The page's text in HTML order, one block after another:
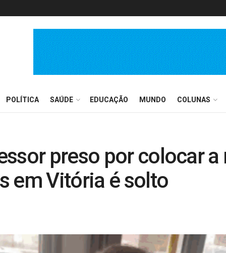
POLÍTICA SAÚDE EDUCAÇÃO MUNDO COLUNAS
preso por colocar
em Vitória é solto